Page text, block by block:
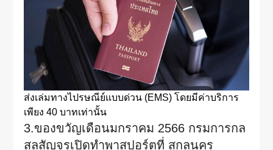
ส่งเล่มทางไปรษณีย์แบบด่วน (EMS) โดยมีค่าบริการ
เพียง 40 บาทเท่านั้น
3.ของขวัญเดือนมกราคม 2566 กรมการกล
สุลสัญจรเปิดทำพาสปอร์ตที่ สกลนคร